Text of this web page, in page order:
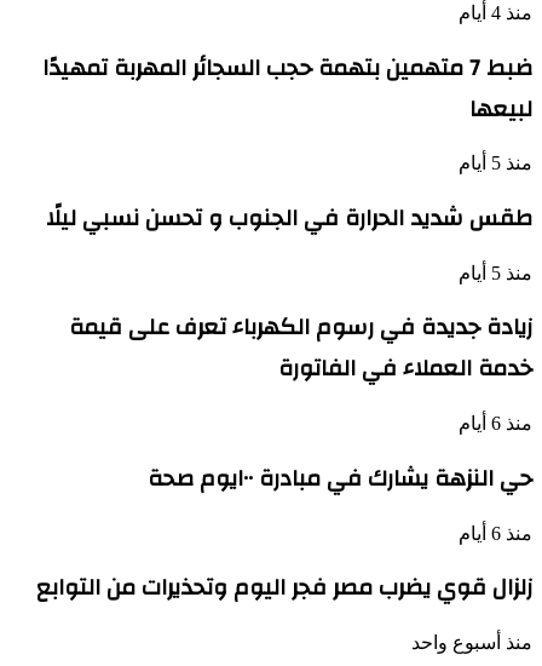
منذ 4 أيام
ضبط 7 متهمين بتهمة حجب السجائر المهربة تمهيدًا
لبيعها
منذ 5 أيام
طقس شديد الحرارة في الجنوب و تحسن نسبي ليلًا
منذ 5 أيام
زيادة جديدة في رسوم الكهرباء تعرف على قيمة
خدمة العملاء في الفاتورة
منذ 6 أيام
حي النزهة يشارك في مبادرة ١٠٠يوم صحة
منذ 6 أيام
زلزال قوي يضرب مصر فجر اليوم وتحذيرات من التوابع
منذ أسبوع واحد